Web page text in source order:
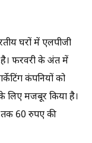
घरों में एलपीजी
फरवरी के अंत में
कंपनियों को
लिए मजबूर किया है।
60 रुपए की